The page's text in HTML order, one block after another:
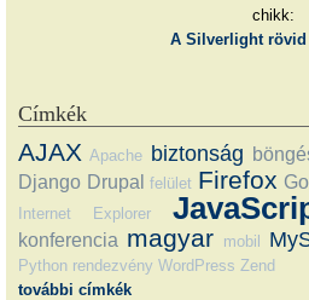
chikk:
A Silverlight rövid
Címkék
AJAX Apache biztonság
Django Drupal felület Firefox
Internet Explorer
konferencia magyar mobil
Python rendezvény WordPress Zend
további címkék